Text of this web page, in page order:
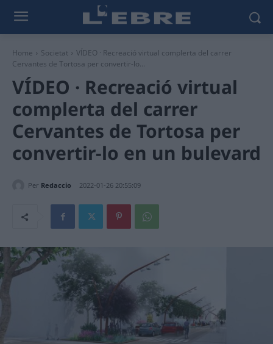
Home Societat
VÍDEO · Recreació virtual complerta del carrer
Cervantes de Tortosa per convertir-lo...
VÍDEO · Recreació virtual
complerta del carrer
Cervantes de Tortosa per
convertir-lo en un bulevard
Per Redaccio 2022-01-26 20:55:09